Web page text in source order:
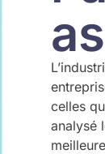
celles
analysé